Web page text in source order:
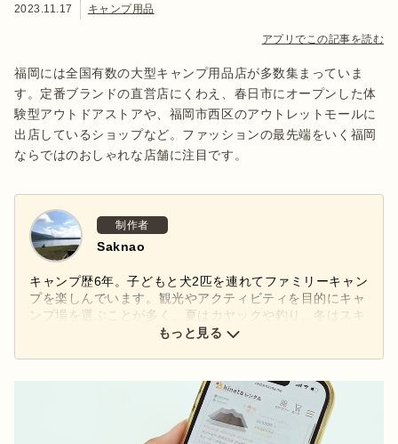
2023.11.17 キャンプ用品
アプリでこの記事を読む
福岡には全国有数の大型キャンプ用品店が多数集まっていま
す。定番ブランドの直営店にくわえ、春日市にオープンした体
験型アウトドアストアや、福岡市西区のアウトレットモールに
出店しているショップなど。ファッションの最先端をいく福岡
ならではのおしゃれな店舗に注目です。
制作者
Saknao
キャンプ歴6年。子どもと犬2匹を連れてファミリーキャン
プを楽しんでいます。観光やアクティビティを目的にキャ
ンプ場を選ぶことが多く、夏はカヤックや釣り、冬はスキ
ーも一緒に楽しんでいます。好きなアウトドアブランドは
もっと見る